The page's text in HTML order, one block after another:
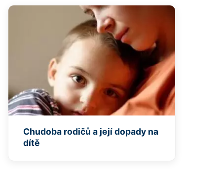
Chudoba rodičů a její dopady na
dítě